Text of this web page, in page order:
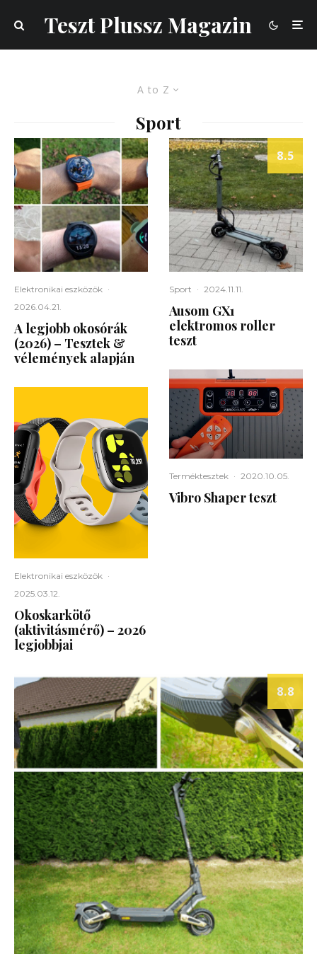
Teszt Plussz Magazin
A to Z
Sport
Elektronikai eszközök ·
2026.04.21.
A legjobb okosórák
(2026) – Tesztek &
vélemények alapján
Elektronikai eszközök ·
2025.03.12.
Okoskarkötő
(aktivitásmérő) – 2026
legjobbjai
8.5
Sport · 2024.11.11.
Ausom GX1
elektromos roller
teszt
Terméktesztek · 2020.10.05.
Vibro Shaper teszt
8.8